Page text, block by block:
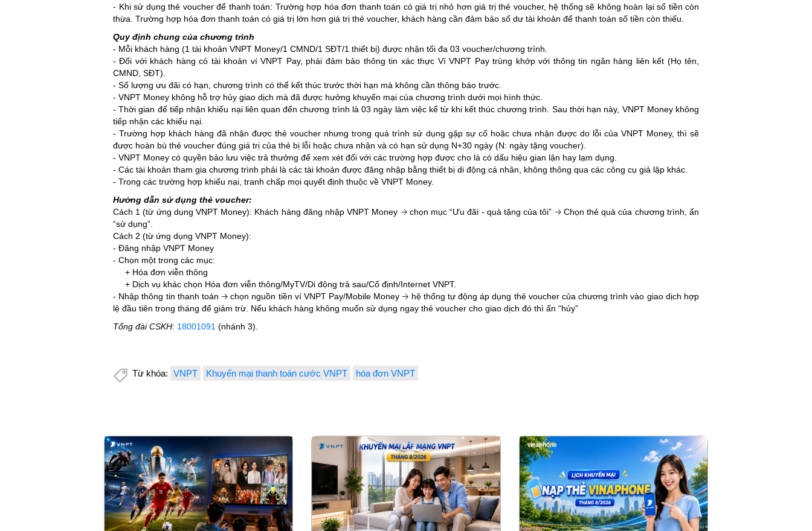
- Khi sử dụng thẻ voucher để thanh toán: Trường hợp hóa đơn thanh toán có giá trị nhỏ hơn giá trị thẻ voucher, hệ thống sẽ không hoàn lại số tiền còn
thừa. Trường hợp hóa đơn thanh toán có giá trị lớn hơn giá trị thẻ voucher, khách hàng cần đảm bảo số dư tài khoản để thanh toán số tiền còn thiếu.
Quy định chung của chương trình
- Mỗi khách hàng (1 tài khoản VNPT Money/1 CMND/1 SĐT/1 thiết bị) được nhận tối đa 03 voucher/chương trình.
- Đối với khách hàng có tài khoản ví VNPT Pay, phải đảm bảo thông tin xác thực Ví VNPT Pay trùng khớp với thông tin ngân hàng liên kết (Họ tên,
CMND, SĐT).
- Số lượng ưu đãi có hạn, chương trình có thể kết thúc trước thời hạn mà không cần thông báo trước.
- VNPT Money không hỗ trợ hủy giao dịch mà đã được hưởng khuyến mại của chương trình dưới mọi hình thức.
- Thời gian để tiếp nhận khiếu nại liên quan đến chương trình là 03 ngày làm việc kể từ khi kết thúc chương trình. Sau thời hạn này, VNPT Money không
tiếp nhận các khiếu nại.
- Trường hợp khách hàng đã nhận được thẻ voucher nhưng trong quá trình sử dụng gặp sự cố hoặc chưa nhận được do lỗi của VNPT Money, thì sẽ
được hoàn bù thẻ voucher đúng giá trị của thẻ bị lỗi hoặc chưa nhận và có hạn sử dụng N+30 ngày (N: ngày tặng voucher).
- VNPT Money có quyền bảo lưu việc trả thưởng để xem xét đối với các trường hợp được cho là có dấu hiệu gian lận hay lạm dụng.
- Các tài khoản tham gia chương trình phải là các tài khoản được đăng nhập bằng thiết bị di động cá nhân, không thông qua các công cụ giả lập khác.
- Trong các trường hợp khiếu nại, tranh chấp mọi quyết định thuộc về VNPT Money.
Hướng dẫn sử dụng thẻ voucher:
Cách 1 (từ ứng dụng VNPT Money): Khách hàng đăng nhập VNPT Money 🡢 chọn mục “Ưu đãi - quà tặng của tôi” 🡢 Chọn thẻ quà của chương trình, ấn
“sử dụng”.
Cách 2 (từ ứng dụng VNPT Money):
- Đăng nhập VNPT Money
- Chọn một trong các mục:
+ Hóa đơn viễn thông
+ Dịch vụ khác chọn Hóa đơn viễn thông/MyTV/Di động trả sau/Cố định/Internet VNPT.
- Nhập thông tin thanh toán 🡢 chọn nguồn tiền ví VNPT Pay/Mobile Money 🡢 hệ thống tự động áp dụng thẻ voucher của chương trình vào giao dịch hợp
lệ đầu tiên trong tháng để giảm trừ. Nếu khách hàng không muốn sử dụng ngay thẻ voucher cho giao dịch đó thì ấn “hủy”
Tổng đài CSKH: 18001091 (nhánh 3).
Từ khóa: VNPT Khuyến mại thanh toán cước VNPT hóa đơn VNPT